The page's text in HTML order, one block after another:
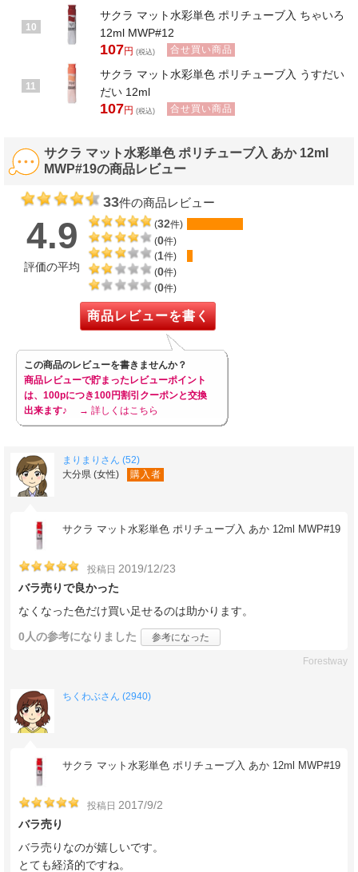
みどり
注文単位 1本
合せ買い商品
1本 107
やまぶきいろ
色 エメラルドグリーン
注文単位 1本
合せ買い商品
色 セルリアンブルー
注文単位 1本
ビリジアン
注文単位 1本
レモンいろ
注文単位 1本
10
サクラ マット水彩単色 ポリチューブ入 ちゃいろ
12ml MWP#12
107円 (税込) 合せ買い商品
11
サクラ マット水彩単色 ポリチューブ入 うすだい
だい 12ml
107円 (税込) 合せ買い商品
サクラ マット水彩単色 ポリチューブ入 あか 12ml
MWP#19の商品レビュー
33件の商品レビュー
4.9
評価の平均
(32件)
(0件)
(1件)
(0件)
(0件)
商品レビューを書く
この商品のレビューを書きませんか？
商品レビューで貯まったレビューポイント
は、100pにつき100円割引クーポンと交換
出来ます♪
→ 詳しくはこちら
まりまりさん (52)
大分県 (女性)
購入者
サクラ マット水彩単色 ポリチューブ入 あか 12ml MWP#19
投稿日 2019/12/23
バラ売りで良かった
なくなった色だけ買い足せるのは助かります。
0人の参考になりました 参考になった
Forestway
ちくわぶさん (2940)
サクラ マット水彩単色 ポリチューブ入 あか 12ml MWP#19
投稿日 2017/9/2
バラ売り
バラ売りなのが嬉しいです。
とても経済的ですね。